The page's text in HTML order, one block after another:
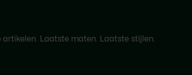
Laatste maten. Laatste stijlen.